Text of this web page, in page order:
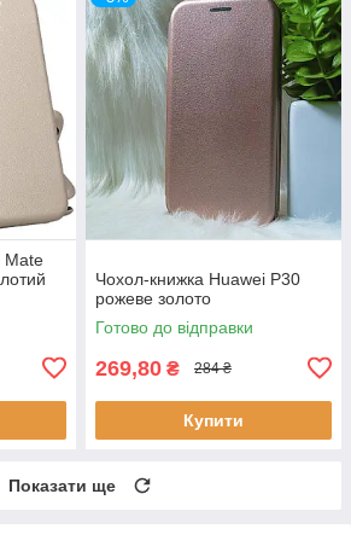
Mate
Чохол-книжка Huawei P30
рожеве золото
Готово до відправки
269,80 ₴ 284 ₴
Купити
Показати ще